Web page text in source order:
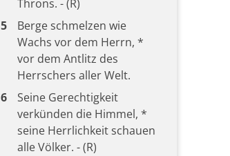
Throns. - (R)
5
Berge schmelzen wie
Wachs vor dem Herrn, *
vor dem Antlitz des
Herrschers aller Welt.
6
Seine Gerechtigkeit
verkünden die Himmel, *
seine Herrlichkeit schauen
alle Völker. - (R)